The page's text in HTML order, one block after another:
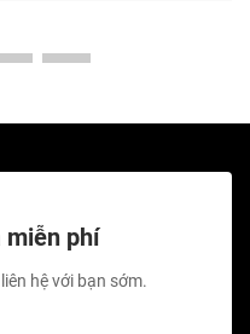
miễn phí
hệ với bạn sớm.